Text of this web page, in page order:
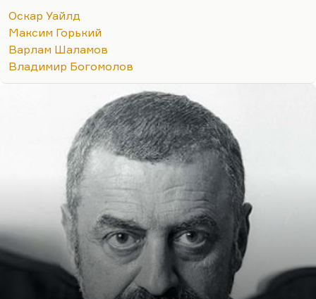
самим собой, с самим собой!»
уже над ним не властно, он должен
соответствовать собственному уровню, а это
самое трудное. Вот Горький сломался, например,
я даже знаю, почему он сломался — для него
стала слишком много значить репутация. Он в
последние годы всё время говорил: «Биографию
испортишь». И испортил себе биографию, хуже
всех испортил себе биографию; хуже, чем…
Оскар Уайлд
Максим Горький
Варлам Шаламов
Владимир Богомолов